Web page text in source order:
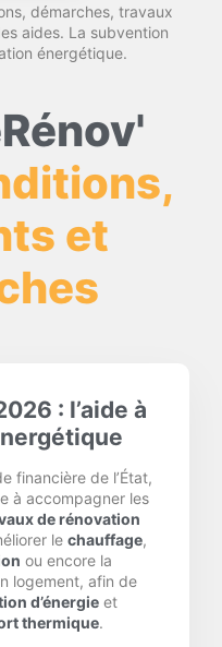
démarches, travaux
aides. La subvention
énergétique.
et
: l’aide à
financière de l’État,
à accompagner les
de rénovation
le chauffage,
ou encore la
logement, afin de
d’énergieet
thermique.